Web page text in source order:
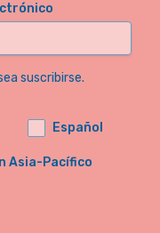
suscribirse.
Español
Asia-Pacífico